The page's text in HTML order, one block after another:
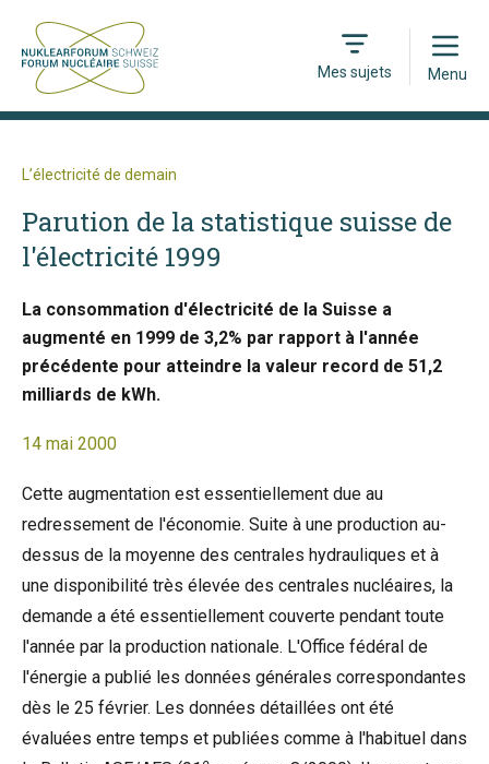
Mes sujets
Open
Menu
L’électricité de demain
Parution de la statistique suisse de
l'électricité 1999
La consommation d'électricité de la Suisse a
augmenté en 1999 de 3,2% par rapport à l'année
précédente pour atteindre la valeur record de 51,2
milliards de kWh.
14 mai 2000
Cette augmentation est essentiellement due au
redressement de l'économie. Suite à une production au-
dessus de la moyenne des centrales hydrauliques et à
une disponibilité très élevée des centrales nucléaires, la
demande a été essentiellement couverte pendant toute
l'année par la production nationale. L'Office fédéral de
l'énergie a publié les données générales correspondantes
dès le 25 février. Les données détaillées ont été
évaluées entre temps et publiées comme à l'habituel dans